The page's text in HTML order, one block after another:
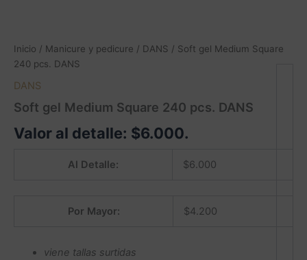
Inicio / Manicure y pedicure / DANS / Soft gel Medium Square
240 pcs. DANS
DANS
Soft gel Medium Square 240 pcs. DANS
Valor al detalle: $6.000.
Al Detalle: $6.000
Por Mayor: $4.200
viene tallas surtidas